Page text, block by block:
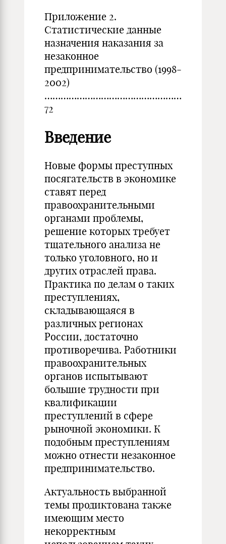
Приложение 2.
Статистические данные
назначения наказания за
незаконное
предпринимательство (1998-
2002)
……………………………………………
72
Введение
Новые формы преступных
посягательств в экономике
ставят перед
правоохранительными
органами проблемы,
решение которых требует
тщательного анализа не
только уголовного, но и
других отраслей права.
Практика по делам о таких
преступлениях,
складывающаяся в
различных регионах
России, достаточно
противоречива. Работники
правоохранительных
органов испытывают
большие трудности при
квалификации
преступлений в сфере
рыночной экономики. К
подобным преступлениям
можно отнести незаконное
предпринимательство.
Актуальность выбранной
темы продиктована также
имеющим место
некорректным